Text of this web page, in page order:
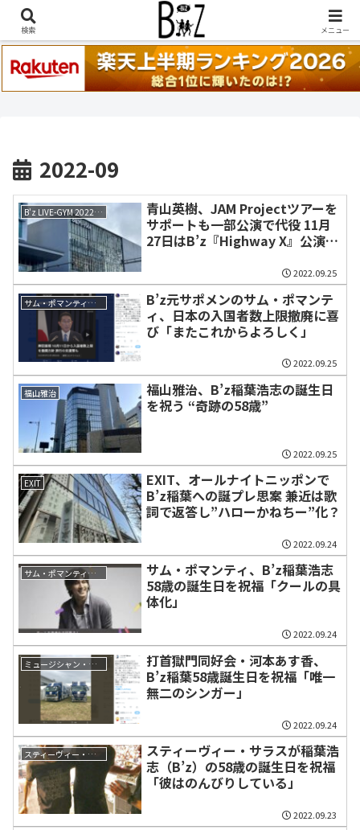
稲葉浩志『en-Zepp』『enⅣ』セトリ一覧はこちら
2022-09
B'z LIVE-GYM 2022 -Highway X-
青山英樹、JAM Projectツアーを
サポートも一部公演で代役 11月
27日はB’z『Highway X』公演出
2022.09.25
サム・ポマンティ（Sam Pomanti）
B’z元サポメンのサム・ポマンテ
ィ、日本の入国者数上限撤廃に喜
び「またこれからよろしく」
2022.09.25
福山雅治
福山雅治、B’z稲葉浩志の誕生日
を祝う “奇跡の58歳”
2022.09.25
EXIT
EXIT、オールナイトニッポンで
B’z稲葉への誕プレ思案 兼近は歌
詞で返答し”ハローかねちー”化？
2022.09.24
サム・ポマンティ（Sam Pomanti）
サム・ポマンティ、B’z稲葉浩志
58歳の誕生日を祝福「クールの具
体化」
2022.09.24
ミュージシャン・関係者
打首獄門同好会・河本あす香、
B’z稲葉58歳誕生日を祝福「唯一
無二のシンガー」
2022.09.24
スティーヴィー・サラス（Stevie Salas）
スティーヴィー・サラスが稲葉浩
志（B’z）の58歳の誕生日を祝福
「彼はのんびりしている」
2022.09.23
検索 メニュー